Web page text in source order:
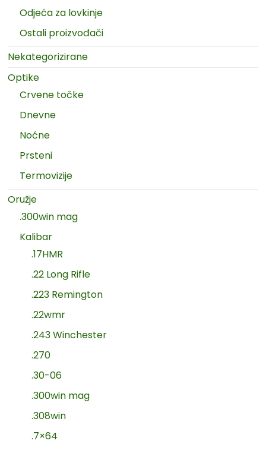
Odjeća za lovkinje
Ostali proizvođači
Nekategorizirane
Optike
Crvene točke
Dnevne
Noćne
Prsteni
Termovizije
Oružje
.300win mag
Kalibar
.17HMR
.22 Long Rifle
.223 Remington
.22wmr
.243 Winchester
.270
.30-06
.300win mag
.308win
.7×64